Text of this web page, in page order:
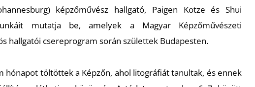
képzőművész hallgató, Paigen Kotze és Shui
mutatja be, amelyek a Magyar Képzőművészeti
hallgatói csereprogram során születtek Budapesten.
hónapot töltöttek a Képzőn, ahol litográfiát tanultak, és ennek